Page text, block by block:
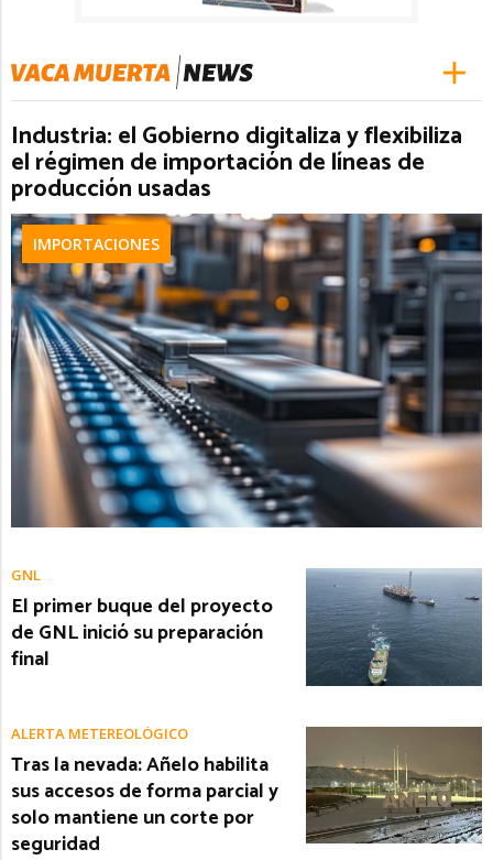
Industria: el Gobierno digitaliza y flexibiliza
el régimen de importación de líneas de
producción usadas
IMPORTACIONES
GNL
El primer buque del proyecto
de GNL inició su preparación
final
ALERTA METEREOLÓGICO
Tras la nevada: Añelo habilita
sus accesos de forma parcial y
solo mantiene un corte por
seguridad